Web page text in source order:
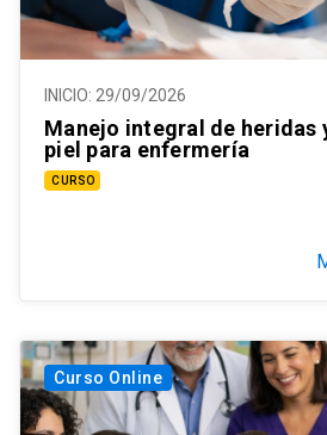
INICIO: 29/09/2026
Manejo integral de heridas
piel para enfermería
CURSO
Curso Online